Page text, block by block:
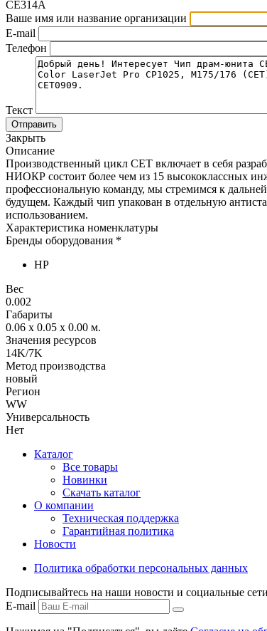
CE314A
Ваше имя или название организации
E-mail
Телефон
Текст
Отправить
Закрыть
Описание
Производственный цикл CET включает в себя
НИОКР состоит более чем из 15 высококлассных
профессиональную команду, мы стремимся к
будущем. Каждый чип упакован в отдельную
использованием.
Характеристика номенклатуры
Бренды оборудования *
HP
Вес
0.002
Габариты
0.06 x 0.05 x 0.00 м.
Значения ресурсов
14K/7K
Метод производства
новый
Регион
WW
Универсальность
Нет
Каталог
Все товары
Новинки
Скачать каталог
О компании
Техническая поддержка
Гарантийная политика
Новости
Политика обработки персональных данных
Подписывайтесь на наши новости и социальные сети
E-mail